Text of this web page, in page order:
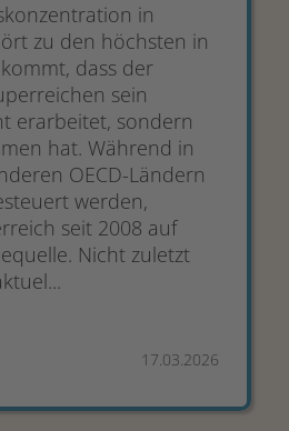
in
zu den höchsten in
dass der
sein
erarbeitet, sondern
hat. Während in
OECD-Ländern
werden,
seit 2008 auf
Nicht zuletzt
17.03.2026